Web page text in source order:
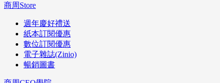
商周Store
週年慶好禮送
紙本訂閱優惠
數位訂閱優惠
電子雜誌(Zinio)
暢銷圖書